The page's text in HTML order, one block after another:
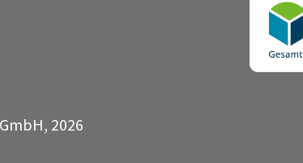
2026